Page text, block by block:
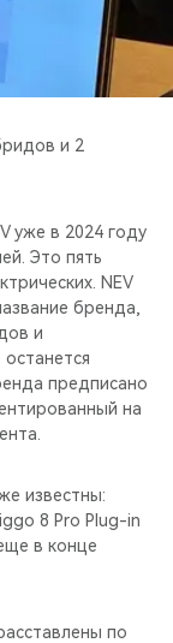
и 2
уже в 2024 году
Это пять
NEV
бренда,
и
предписано
на
известны:
8 Pro Plug-in
в конце
по